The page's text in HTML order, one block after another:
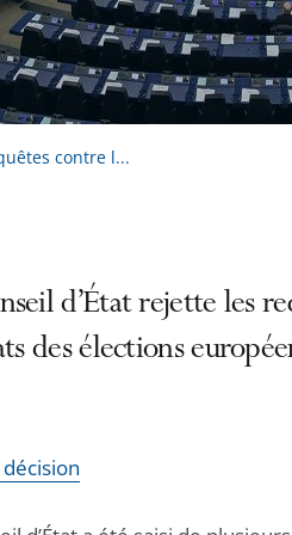
contre l...
d’État rejette les
des élections